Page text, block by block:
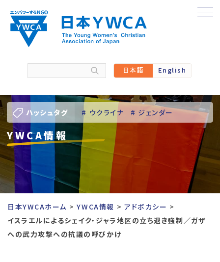
content
日本語 English
ハッシュタグ # ウクライナ # ジェンダー
# バーチャル訪問
# 人権 # 国際協力
# 地域YWCA
# 東日本大震災被災者支援
# 若い女性のリーダーシップ
YWCA情報
日本YWCAホーム YWCA情報
アドボカシー
イスラエルによるシェイク・ジャラ地区の立ち退き強制／ガザ
への武力攻撃への抗議の呼びかけ